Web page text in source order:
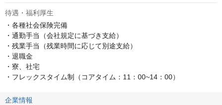
待遇・福利厚生
・各種社会保険完備
・通勤手当（会社規定に基づき支給）
・残業手当（残業時間に応じて別途支給）
・退職金
・寮、社宅
・フレックスタイム制（コアタイム：11：00~14：00）
企業情報